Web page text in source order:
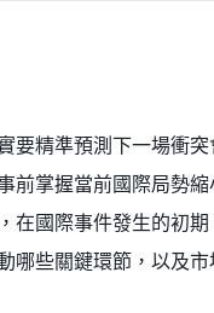
要精準預測下一場衝突
前掌握當前國際局勢縮
在國際事件發生的初期
哪些關鍵環節，以及市